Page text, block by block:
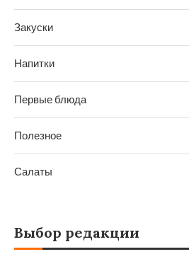
Закуски
Напитки
Первые блюда
Полезное
Салаты
Выбор редакции